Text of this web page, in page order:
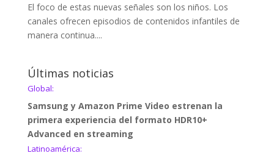
El foco de estas nuevas señales son los niños. Los
canales ofrecen episodios de contenidos infantiles de
manera continua....
Últimas noticias
Global:
Samsung y Amazon Prime Video estrenan la
primera experiencia del formato HDR10+
Advanced en streaming
Latinoamérica: